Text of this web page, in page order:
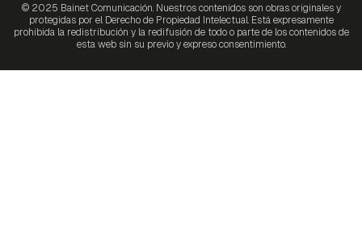
© 2025 Bainet Comunicación. Nuestros contenidos son obras originales y
protegidas por el Derecho de Propiedad Intelectual. Está expresamente
prohibida la redistribución y la redifusión de todo o parte de los contenidos de
esta web sin su previo y expreso consentimiento.